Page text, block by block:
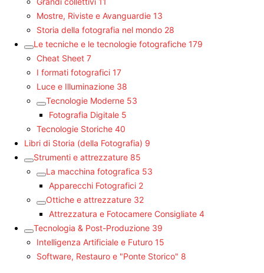
Mostre, Riviste e Avanguardie 13
Storia della fotografia nel mondo 28
Le tecniche e le tecnologie fotografiche 179
Cheat Sheet 7
I formati fotografici 17
Luce e Illuminazione 38
Tecnologie Moderne 53
Fotografia Digitale 5
Tecnologie Storiche 40
Libri di Storia (della Fotografia) 9
Strumenti e attrezzature 85
La macchina fotografica 53
Apparecchi Fotografici 2
Ottiche e attrezzature 32
Attrezzatura e Fotocamere Consigliate 4
Tecnologia & Post-Produzione 39
Intelligenza Artificiale e Futuro 15
Software, Restauro e "Ponte Storico" 8